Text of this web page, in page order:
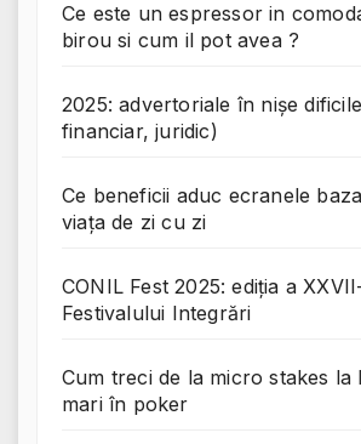
Ce este un espressor in
birou si cum il pot avea ?
2025: advertoriale în nișe
financiar, juridic)
Ce beneficii aduc ecranele
viața de zi cu zi
CONIL Fest 2025: ediția a
Festivalului Integrări
Cum treci de la micro stakes la
mari în poker